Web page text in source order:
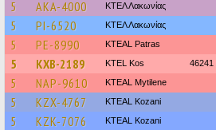
5 AKA-4000 ΚΤΕΛ Λακωνίας
5 PI-6520 ΚΤΕΛ Λακωνίας
5 PE-8990 KTEAL Patras
5 KXB-2189 KTEL Kos 46241
5 NAP-9610 KTEAL Mytilene
5 KZX-4767 KTEAL Kozani
5 KZK-7076 KTEAL Kozani